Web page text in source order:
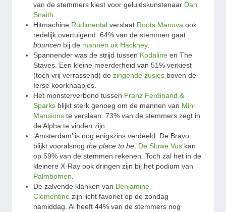
van de stemmers kiest voor geluidskunstenaar Dan
Snaith
Hitmachine Rudimental verslaat Roots Manuva ook
redelijk overtuigend. 64% van de stemmen gaat
bouncen bij de mannen uit Hackney.
Spannender was de strijd tussen Kodaline en The
Staves. Een kleine meerderheid van 51% verkiest
(toch vrij verrassend) de zingende zusjes boven de
Ierse koorknaapjes.
Het monsterverbond tussen Franz Ferdinand &
Sparks blijkt sterk genoeg om de mannen van Mini
Mansions te verslaan. 73% van de stemmers zegt in
de Alpha te vinden zijn.
‘Amsterdam’ is nog enigszins verdeeld. De Bravo
blijkt vooralsnog the place to be De Sluwe Vos kan
op 59% van de stemmen rekenen. Toch zal het in de
kleinere X-Ray ook dringen zijn bij het podium van
Palmbomen
De zalvende klanken van Benjamine
Clementine zijn licht favoriet op de zondag
namiddag. Al heeft 44% van de stemmers nog